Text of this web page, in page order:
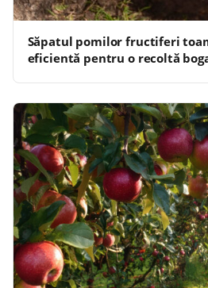
Săpatul pomilor fructiferi
eficientă pentru o recoltă